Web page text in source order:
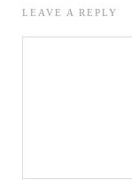
LEAVE A REPLY